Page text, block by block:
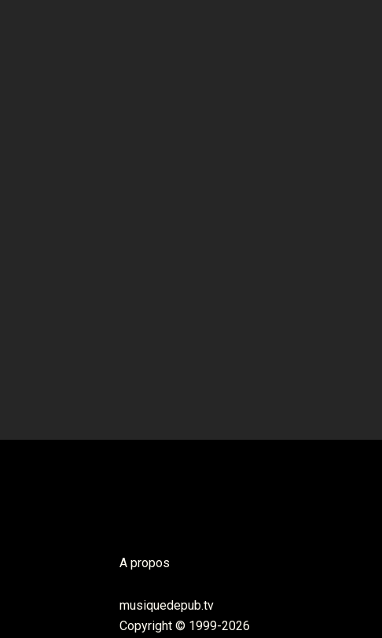
A propos
musiquedepub.tv
Copyright © 1999-2026